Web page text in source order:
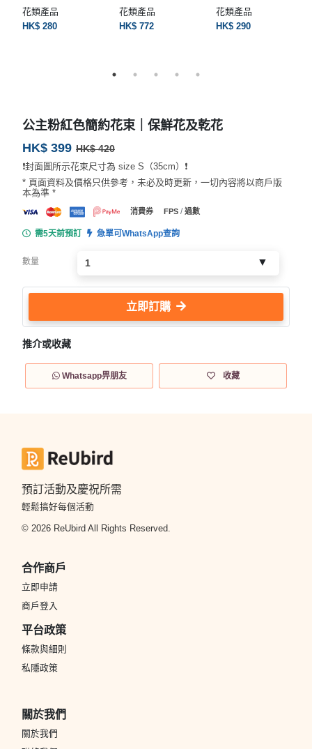
花類產品
HK$ 280
花類產品
HK$ 772
花類產品
HK$ 290
公主粉紅色簡約花束｜保鮮花及乾花
HK$ 399 HK$ 420
❗️封面圖所示花束尺寸為 size S（35cm）❗️
* 頁面資料及價格只供參考，未必及時更新，一切內容將以商戶版
本為準 *
消費券 FPS / 過數
需5天前預訂 急單可WhatsApp查詢
數量
立即訂購
推介或收藏
Whatsapp畀朋友 收藏
預訂活動及慶祝所需
輕鬆搞好每個活動
© 2026 ReUbird All Rights Reserved.
合作商戶
立即申請
商戶登入
平台政策
條款與細則
私隱政策
關於我們
關於我們